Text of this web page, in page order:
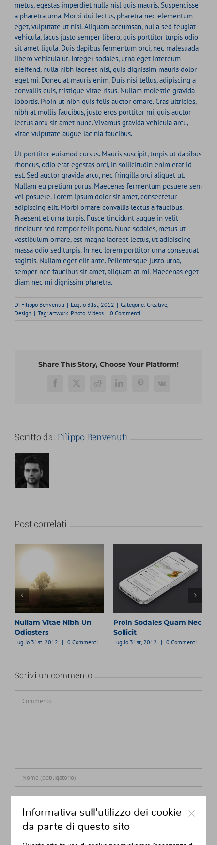
metus, egestas imperdiet nulla nisl quis mauris. Suspendisse
a pharetra urna. Morbi dui lectus, pharetra nec elementum
eget, vulputate ut nisi. Aliquam accumsan, nulla sed feugiat
vehicula, lacus justo semper libero, quis porttitor turpis odio
sit amet ligula. Duis dapibus fermentum orci, nec malesuada
libero vehicula ut. Integer sodales, urna eget interdum
eleifend, nulla nibh laoreet nisl, quis dignissim mauris dolor
eget mi. Donec at mauris enim. Duis nisi tellus, adipiscing a
convallis quis, tristique vitae risus. Nullam molestie gravida
lobortis. Proin ut nibh quis felis auctor ornare. Cras ultricies,
nibh at mollis faucibus, justo eros porttitor mi, quis auctor
lectus arcu sit amet nunc. Vivamus gravida vehicula arcu,
vitae vulputate augue lacinia faucibus.
Ut porttitor euismod cursus. Mauris suscipit, turpis ut dapibus
rhoncus, odio erat egestas orci, in sollicitudin enim erat id
est. Sed auctor gravida arcu, nec fringilla orci aliquet ut.
Nullam eu pretium purus. Maecenas fermentum posuere sem
vel posuere. Lorem ipsum dolor sit amet, consectetur
adipiscing elit. Morbi ornare convallis lectus a faucibus.
Praesent et urna turpis. Fusce tincidunt augue in velit
tincidunt sed tempor felis porta. Nunc sodales, metus ut
vestibulum ornare, est magna laoreet lectus, ut adipiscing
massa odio sed turpis. In nec lorem porttitor urna consequat
sagittis. Nullam eget elit ante. Pellentesque justo urna,
semper nec faucibus sit amet, aliquam at mi. Maecenas eget
diam nec mi dignissim pharetra.
Di Filippo Benvenuti | Luglio 31st, 2012 | Categorie: Creative,
Design | Tag: artwork, Photo, Videos | 0 Commenti
Share This Story, Choose Your Platform!
Facebook
X RedditLinkedInPinterest
Vk
Scritto da:Filippo Benvenuti
Post correlati
Nec
Nunc Tincidunt Elit
Cursus
Luglio 31st, 2012 | 0 Commenti
Praesent Et Urna Turpis
Luglio 31st, 2012
Scrivi un commento
Informativa sull'utilizzo dei cookie
da parte di questo sito